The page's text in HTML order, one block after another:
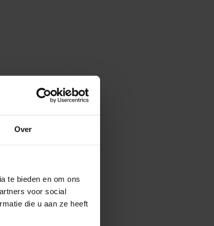
Over
te bieden en om ons
voor social
die u aan ze heeft